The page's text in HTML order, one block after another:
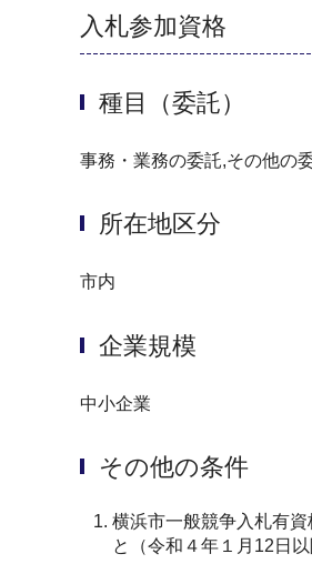
入札参加資格
種目（委託）
事務・業務の委託,その他の
所在地区分
市内
企業規模
中小企業
その他の条件
横浜市一般競争入札有
と（令和４年１月12日